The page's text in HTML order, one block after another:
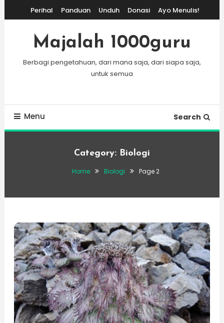
To
Content
Perihal Panduan Unduh Donasi Ayo Menulis!
Majalah 1000guru
Berbagi pengetahuan, dari mana saja, dari siapa saja,
untuk semua
Menu Search
Category: Biologi
Home Biologi Page 2